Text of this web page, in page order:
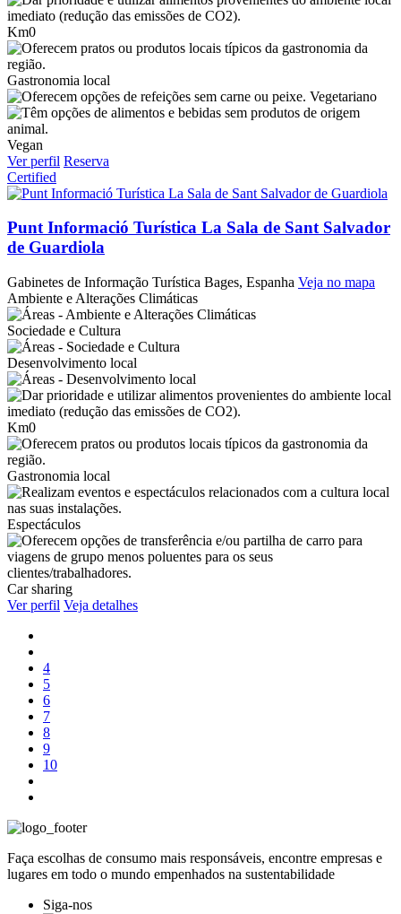
Km0
Gastronomia local
Vegetariano
Vegan
Ver perfil Reserva
Certified
Punt Informació Turística La Sala de Sant Salvador
de Guardiola
Gabinetes de Informação Turística Bages, Espanha Veja no mapa
Ambiente e Alterações Climáticas
Sociedade e Cultura
Desenvolvimento local
Km0
Gastronomia local
Espectáculos
Car sharing
Ver perfil Veja detalhes
4
5
6
7
8
9
10
Faça escolhas de consumo mais responsáveis, encontre empresas e
lugares em todo o mundo empenhados na sustentabilidade
Siga-nos